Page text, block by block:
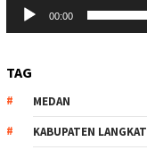
00:00
TAG
MEDAN
KABUPATEN LANGKAT